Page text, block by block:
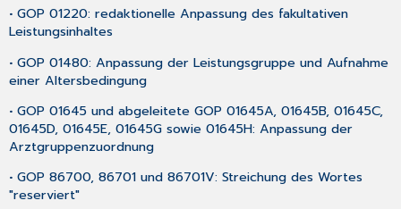
• GOP 01220: redaktionelle Anpassung des fakultativen
Leistungsinhaltes
• GOP 01480: Anpassung der Leistungsgruppe und Aufnahme
einer Altersbedingung
• GOP 01645 und abgeleitete GOP 01645A, 01645B, 01645C,
01645D, 01645E, 01645G sowie 01645H: Anpassung der
Arztgruppenzuordnung
• GOP 86700, 86701 und 86701V: Streichung des Wortes
"reserviert"